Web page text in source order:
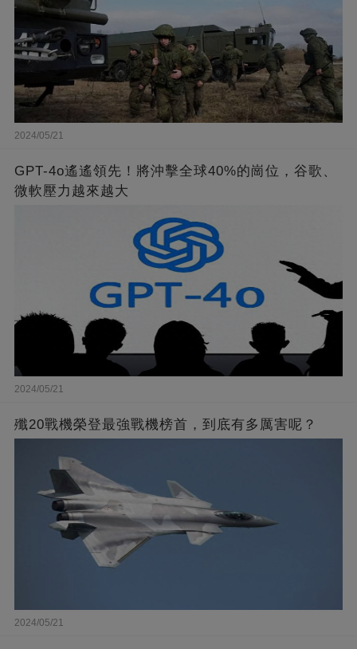
2024/05/21
GPT-4o遙遙領先！將沖擊全球40%的崗位，谷歌、
微軟壓力越來越大
2024/05/21
殲20戰機榮登最強戰機榜首，到底有多厲害呢？
2024/05/21